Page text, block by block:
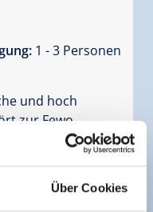
Über Cookies
1 - 3 Personen
und hoch
zur Fewo .